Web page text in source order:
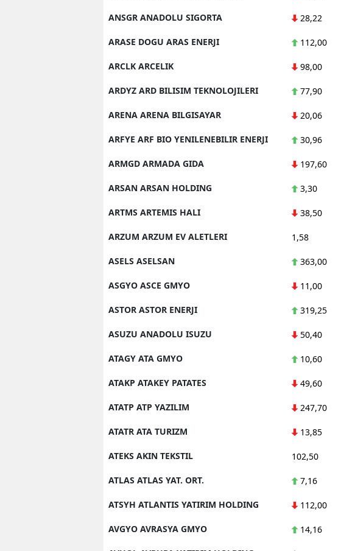
ANSGR ANADOLU SIGORTA 28,22
ARASE DOGU ARAS ENERJI 112,00
ARCLK ARCELIK 98,00
ARDYZ ARD BILISIM TEKNOLOJILERI 77,90
ARENA ARENA BILGISAYAR 20,06
ARFYE ARF BIO YENILENEBILIR ENERJI 30,96
ARMGD ARMADA GIDA 197,60
ARSAN ARSAN HOLDING 3,30
ARTMS ARTEMIS HALI 38,50
ARZUM ARZUM EV ALETLERI 1,58
ASELS ASELSAN 363,00
ASGYO ASCE GMYO 11,00
ASTOR ASTOR ENERJI 319,25
ASUZU ANADOLU ISUZU 50,40
ATAGY ATA GMYO 10,60
ATAKP ATAKEY PATATES 49,60
ATATP ATP YAZILIM 247,70
ATATR ATA TURIZM 13,85
ATEKS AKIN TEKSTIL 102,50
ATLAS ATLAS YAT. ORT. 7,16
ATSYH ATLANTIS YATIRIM HOLDING 112,00
AVGYO AVRASYA GMYO 14,16